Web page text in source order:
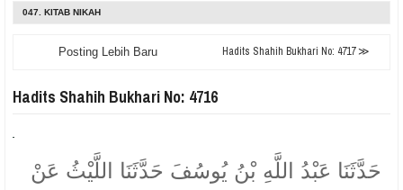
047. KITAB NIKAH
Posting Lebih Baru Hadits Shahih Bukhari No: 4717 ≫
Hadits Shahih Bukhari No: 4716
حَدَّثَنَا عَبْدُ اللَّهِ بْنُ يُوسُفَ حَدَّثَنَا اللَّيْثُ عَنْ